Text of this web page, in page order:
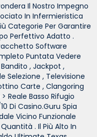
Il Nostro Impegno
In Infermieristica
Categorie Per Garantire
Perfettivo Adatto .
Software
Puntata Vedere
, Jackpot ,
Selezione , Televisione
Carte , Clangoring
Reale Basso Rifugio
Di Casino.guru Spia
Vicino Funzionale
. Il Più Alto In